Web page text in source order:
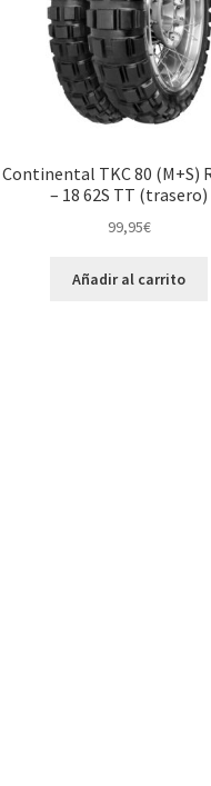
Continental TKC 80 (M+S)
– 18 62S TT (trasero)
99,95€
Añadir al carrito